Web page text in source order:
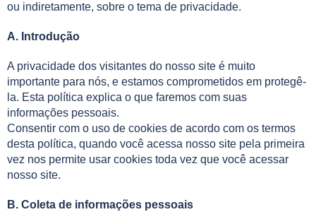
ou indiretamente, sobre o tema de privacidade.
A. Introdução
A privacidade dos visitantes do nosso site é muito
importante para nós, e estamos comprometidos em protegê-
la. Esta política explica o que faremos com suas
informações pessoais.
Consentir com o uso de cookies de acordo com os termos
desta política, quando você acessa nosso site pela primeira
vez nos permite usar cookies toda vez que você acessar
nosso site.
B. Coleta de informações pessoais